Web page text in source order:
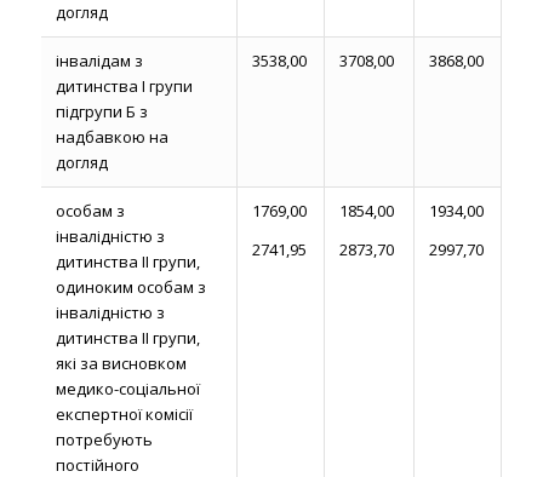
догляд
інвалідам з
дитинства І групи
підгрупи Б з
надбавкою на
догляд
3538,00 3708,00 3868,00
особам з
інвалідністю з
дитинства ІІ групи,
одиноким особам з
інвалідністю з
дитинства ІІ групи,
які за висновком
медико-соціальної
експертної комісії
потребують
постійного
1769,00
2741,95
1854,00
2873,70
1934,00
2997,70